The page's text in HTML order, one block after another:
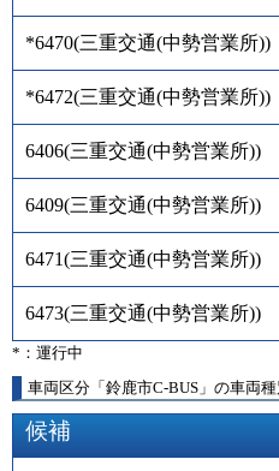
*6470(三重交通(中勢営業所))
*6472(三重交通(中勢営業所))
6406(三重交通(中勢営業所))
6409(三重交通(中勢営業所))
6471(三重交通(中勢営業所))
6473(三重交通(中勢営業所))
*：運行中
車両区分「鈴鹿市C-BUS」の車両種
候補